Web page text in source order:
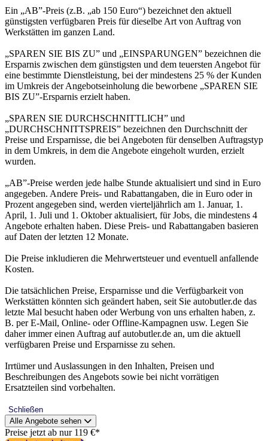
Ein „AB”-Preis (z.B. „ab 150 Euro“) bezeichnet den aktuell
günstigsten verfügbaren Preis für dieselbe Art von Auftrag von
Werkstätten im ganzen Land.
„SPAREN SIE BIS ZU” und „EINSPARUNGEN” bezeichnen die
Ersparnis zwischen dem günstigsten und dem teuersten Angebot für
eine bestimmte Dienstleistung, bei der mindestens 25 % der Kunden
im Umkreis der Angebotseinholung die beworbene „SPAREN SIE
BIS ZU”-Ersparnis erzielt haben.
„SPAREN SIE DURCHSCHNITTLICH” und
„DURCHSCHNITTSPREIS” bezeichnen den Durchschnitt der
Preise und Ersparnisse, die bei Angeboten für denselben Auftragstyp
in dem Umkreis, in dem die Angebote eingeholt wurden, erzielt
wurden.
„AB”-Preise werden jede halbe Stunde aktualisiert und sind in Euro
angegeben. Andere Preis- und Rabattangaben, die in Euro oder in
Prozent angegeben sind, werden vierteljährlich am 1. Januar, 1.
April, 1. Juli und 1. Oktober aktualisiert, für Jobs, die mindestens 4
Angebote erhalten haben. Diese Preis- und Rabattangaben basieren
auf Daten der letzten 12 Monate.
Die Preise inkludieren die Mehrwertsteuer und eventuell anfallende
Kosten.
Die tatsächlichen Preise, Ersparnisse und die Verfügbarkeit von
Werkstätten könnten sich geändert haben, seit Sie autobutler.de das
letzte Mal besucht haben oder Werbung von uns erhalten haben, z.
B. per E-Mail, Online- oder Offline-Kampagnen usw. Legen Sie
daher immer einen Auftrag auf autobutler.de an, um die aktuell
verfügbaren Preise und Ersparnisse zu sehen.
Irrtümer und Auslassungen in den Inhalten, Preisen und
Beschreibungen des Angebots sowie bei nicht vorrätigen
Ersatzteilen sind vorbehalten.
Schließen
Alle Angebote sehen
Preise jetzt ab nur 119 €*